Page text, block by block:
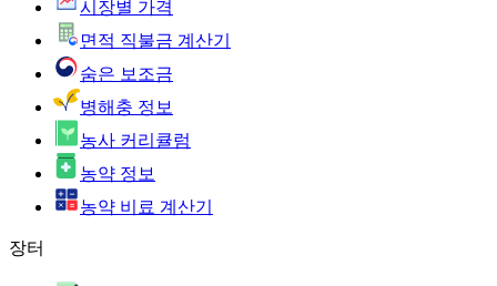
시장별 가격
면적 직불금 계산기
숨은 보조금
병해충 정보
농사 커리큘럼
농약 정보
농약 비료 계산기
장터